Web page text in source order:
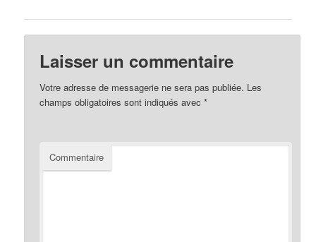
Laisser un commentaire
Votre adresse de messagerie ne sera pas publiée. Les
champs obligatoires sont indiqués avec*
Commentaire